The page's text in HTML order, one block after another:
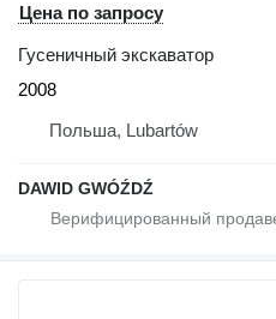
Цена по запросу
Гусеничный экскаватор
2008
Польша, Lubartów
DAWID GWÓŹDŹ